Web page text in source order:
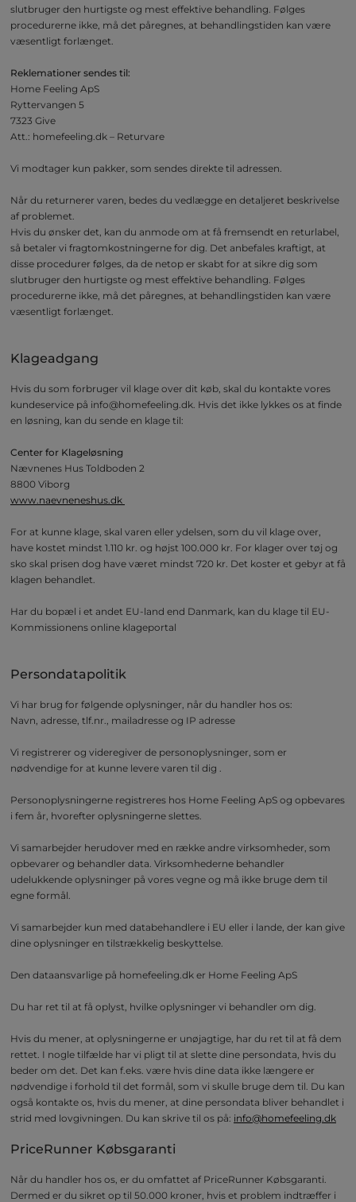
slutbruger den hurtigste og mest effektive behandling. Følges
procedurerne ikke, må det påregnes, at behandlingstiden kan være
væsentligt forlænget.
Reklemationer sendes til:
Home Feeling ApS
Ryttervangen 5
7323 Give
Att.: homefeeling.dk – Returvare
Vi modtager kun pakker, som sendes direkte til adressen.
Når du returnerer varen, bedes du vedlægge en detaljeret beskrivelse
af problemet.
Hvis du ønsker det, kan du anmode om at få fremsendt en returlabel,
så betaler vi fragtomkostningerne for dig. Det anbefales kraftigt, at
disse procedurer følges, da de netop er skabt for at sikre dig som
slutbruger den hurtigste og mest effektive behandling. Følges
procedurerne ikke, må det påregnes, at behandlingstiden kan være
væsentligt forlænget.
Klageadgang
Hvis du som forbruger vil klage over dit køb, skal du kontakte vores
kundeservice på info@homefeeling.dk. Hvis det ikke lykkes os at finde
en løsning, kan du sende en klage til:
Center for Klageløsning
Nævnenes Hus Toldboden 2
8800 Viborg
www.naevneneshus.dk
For at kunne klage, skal varen eller ydelsen, som du vil klage over,
have kostet mindst 1.110 kr. og højst 100.000 kr. For klager over tøj og
sko skal prisen dog have været mindst 720 kr. Det koster et gebyr at få
klagen behandlet.
Har du bopæl i et andet EU-land end Danmark, kan du klage til EU-
Kommissionens online klageportal
Persondatapolitik
Vi har brug for følgende oplysninger, når du handler hos os:
Navn, adresse, tlf.nr., mailadresse og IP adresse
Vi registrerer og videregiver de personoplysninger, som er
nødvendige for at kunne levere varen til dig .
Personoplysningerne registreres hos Home Feeling ApS og opbevares
i fem år, hvorefter oplysningerne slettes.
Vi samarbejder herudover med en række andre virksomheder, som
opbevarer og behandler data. Virksomhederne behandler
udelukkende oplysninger på vores vegne og må ikke bruge dem til
egne formål.
Vi samarbejder kun med databehandlere i EU eller i lande, der kan give
dine oplysninger en tilstrækkelig beskyttelse.
Den dataansvarlige på homefeeling.dk er Home Feeling ApS
Du har ret til at få oplyst, hvilke oplysninger vi behandler om dig.
Hvis du mener, at oplysningerne er unøjagtige, har du ret til at få dem
rettet. I nogle tilfælde har vi pligt til at slette dine persondata, hvis du
beder om det. Det kan f.eks. være hvis dine data ikke længere er
nødvendige i forhold til det formål, som vi skulle bruge dem til. Du kan
også kontakte os, hvis du mener, at dine persondata bliver behandlet i
strid med lovgivningen. Du kan skrive til os på: info@homefeeling.dk
PriceRunner Købsgaranti
Når du handler hos os, er du omfattet af PriceRunner Købsgaranti.
Dermed er du sikret op til 50.000 kroner, hvis et problem indtræffer i